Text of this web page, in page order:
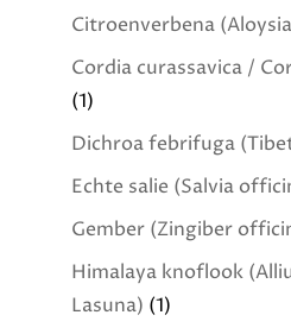
Citroenverbena
Cordia curassavica /
(1)
Dichroa febrifuga
Echte salie (Salvia
Gember (Zingiber
Himalaya knoflook
Lasuna) (1)